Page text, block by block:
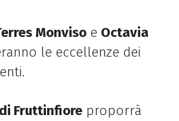
Monvisoe Octavia
le eccellenze dei
Fruttinfioreproporrà